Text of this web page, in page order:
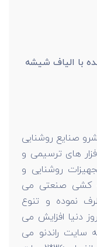
با الیاف شیشه
سابقه، پیشرو صنایع روشنایی
های ترسیمی و
روشنایی و
کشی صنعتی می
نموده و تنوع
دنیا افزایش می
سایت راندنو می